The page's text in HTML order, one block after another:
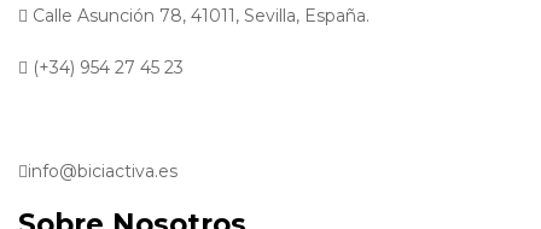
Calle Asunción 78, 41011, Sevilla, España.
(+34) 954 27 45 23
info@biciactiva.es